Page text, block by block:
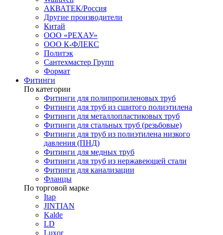
АКВАТЕК/Россия
Другие производители
Китай
ООО «РЕХАУ»
ООО К-ФЛЕКС
Политэк
Сантехмастер Групп
Формат
Фитинги
По категории
Фитинги для полипропиленовых труб
Фитинги для труб из сшитого полиэтилена
Фитинги для металлопластиковых труб
Фитинги для стальных труб (резьбовые)
Фитинги для труб из полиэтилена низкого
давления (ПНД)
Фитинги для медных труб
Фитинги для труб из нержавеющей стали
Фитинги для канализации
Фланцы
По торговой марке
Itap
JINTIAN
Kalde
LD
Luxor